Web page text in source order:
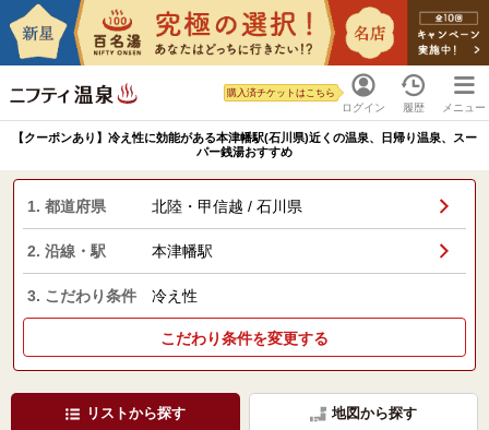
ログイン
購入済チケットはこちら
履歴 メニュー
【クーポンあり】冷え性に効能がある本津幡駅(石川県)近くの温泉、日帰り温泉、スー
パー銭湯おすすめ
1. 都道府県 北陸・甲信越 / 石川県
2. 沿線・駅 本津幡駅
3. こだわり条件 冷え性
こだわり条件を変更する
リストから探す 地図から探す